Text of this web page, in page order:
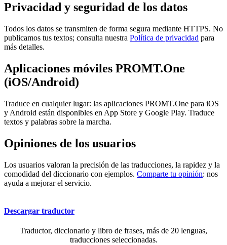
Privacidad y seguridad de los datos
Todos los datos se transmiten de forma segura mediante HTTPS. No
publicamos tus textos; consulta nuestra Política de privacidad para
más detalles.
Aplicaciones móviles PROMT.One
(iOS/Android)
Traduce en cualquier lugar: las aplicaciones PROMT.One para iOS
y Android están disponibles en App Store y Google Play. Traduce
textos y palabras sobre la marcha.
Opiniones de los usuarios
Los usuarios valoran la precisión de las traducciones, la rapidez y la
comodidad del diccionario con ejemplos. Comparte tu opinión: nos
ayuda a mejorar el servicio.
Descargar traductor
Traductor, diccionario y libro de frases, más de 20 lenguas,
traducciones seleccionadas.